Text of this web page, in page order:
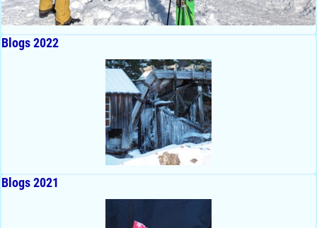
Blogs 2022
Blogs 2021